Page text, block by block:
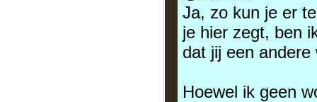
Ja, zo kun je er
je hier zegt, ben
dat jij een
Hoewel ik geen